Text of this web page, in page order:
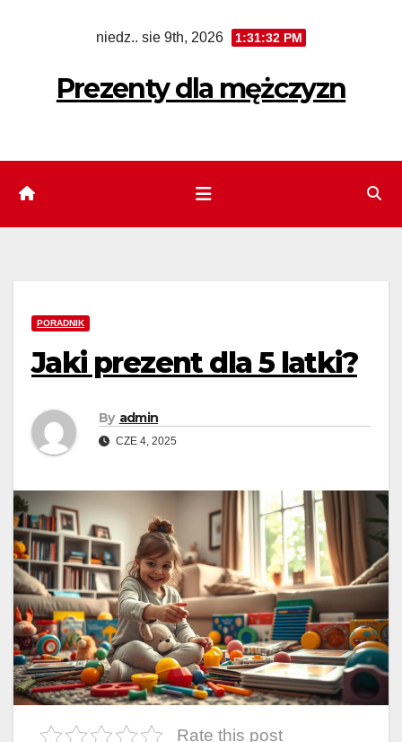
niedz.. sie 9th, 2026 1:31:33 PM
Prezenty dla mężczyzn
PORADNIK
Jaki prezent dla 5 latki?
By admin
CZE 4, 2025
Rate this post